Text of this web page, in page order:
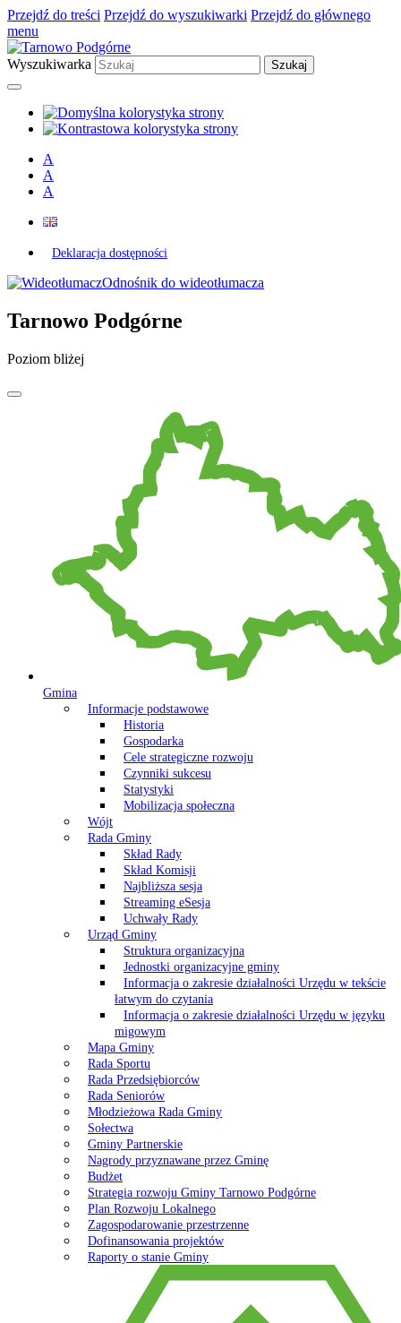
Przejdź do treści Przejdź do wyszukiwarki Przejdź do głównego
menu
Wyszukiwarka
A
A
A
Deklaracja dostępności
Odnośnik do wideotłumacza
Tarnowo Podgórne
Poziom bliżej
Gmina
Informacje podstawowe
Historia
Gospodarka
Cele strategiczne rozwoju
Czynniki sukcesu
Statystyki
Mobilizacja społeczna
Wójt
Rada Gminy
Skład Rady
Skład Komisji
Najbliższa sesja
Streaming eSesja
Uchwały Rady
Urząd Gminy
Struktura organizacyjna
Jednostki organizacyjne gminy
Informacja o zakresie działalności Urzędu w tekście
łatwym do czytania
Informacja o zakresie działalności Urzędu w języku
migowym
Mapa Gminy
Rada Sportu
Rada Przedsiębiorców
Rada Seniorów
Młodzieżowa Rada Gminy
Sołectwa
Gminy Partnerskie
Nagrody przyznawane przez Gminę
Budżet
Strategia rozwoju Gminy Tarnowo Podgórne
Plan Rozwoju Lokalnego
Zagospodarowanie przestrzenne
Dofinansowania projektów
Raporty o stanie Gminy